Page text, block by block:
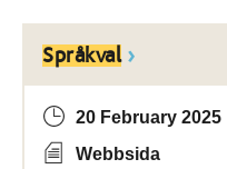
Språkval
20 February 2025
Webbsida